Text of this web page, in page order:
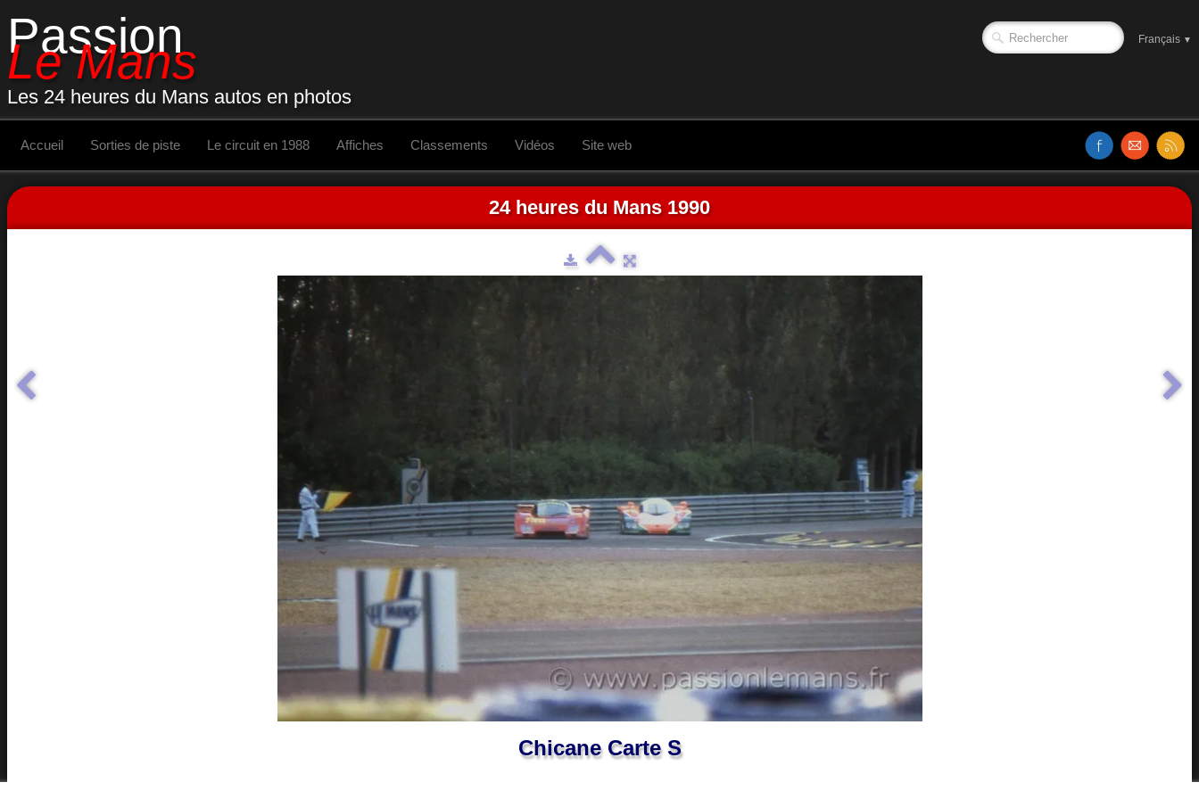
Passion
Le Mans
Les 24 heures du Mans autos en photos
Français ▼
Accueil Sorties de piste Le circuit en 1988 Affiches Classements Vidéos Site web
24 heures du Mans 1990
Chicane Carte S